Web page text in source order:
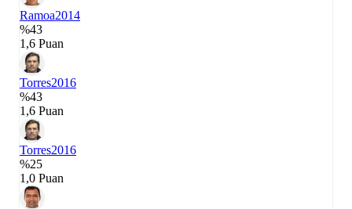
Ramoa2014
%43
1,6 Puan
Torres2016
%43
1,6 Puan
Torres2016
%25
1,0 Puan